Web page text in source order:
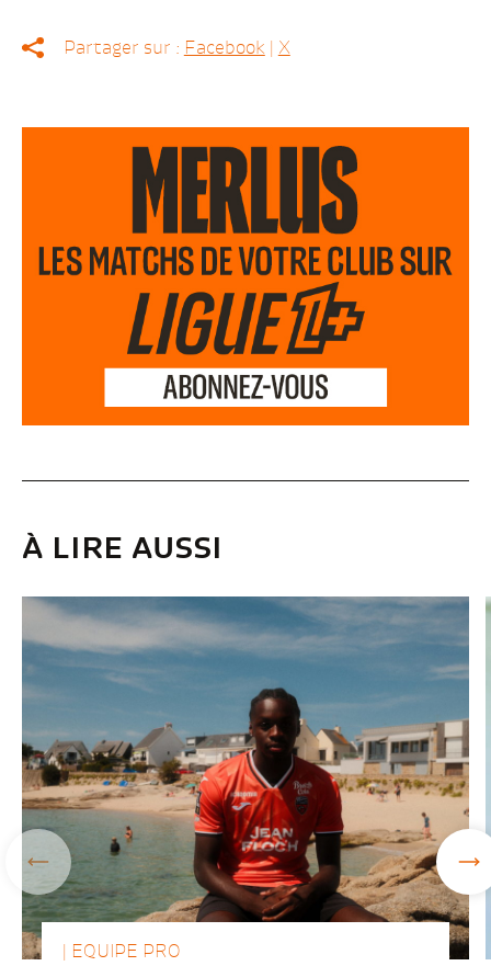
Partager sur : Facebook| X
À LIRE AUSSI
| EQUIPE PRO